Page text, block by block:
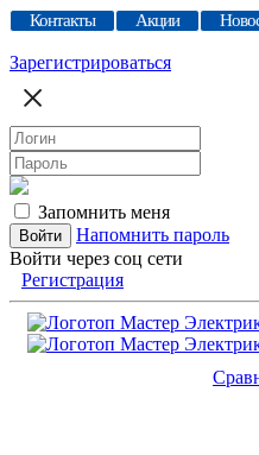
Контакты Акции
Зарегистрироваться
Запомнить меня
Напомнить пароль
Войти через соц сети
Регистрация